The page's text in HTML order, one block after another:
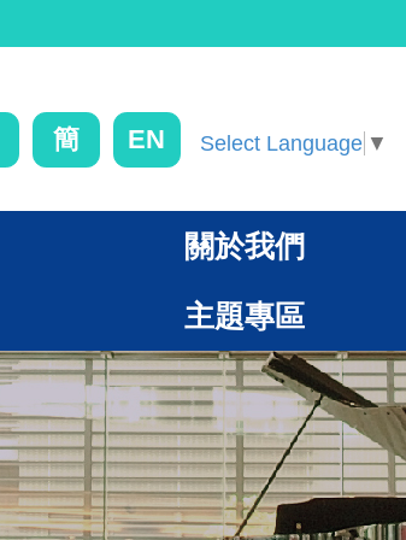
簡 EN Select Language ▼
關於我們
主題專區